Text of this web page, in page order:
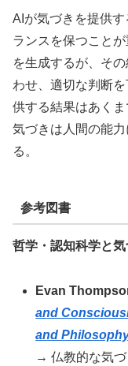
AIが気づきを提供
ランスを保つこと
を生成するが、そ
わせ、適切な判断
供する結果はあく
気づきは人間の能
る。
参考図書
哲学・認知科学と気
Evan
and
and
→ 仏教的な気